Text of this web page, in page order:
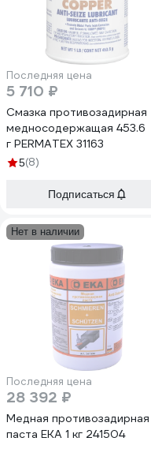
Последняя цена
5 710 ₽
Смазка противозадирная
медносодержащая 453.6
г PERMATEX 31163
5(8)
Подписаться
Нет в наличии
Последняя цена
28 392 ₽
Медная противозадирная
паста EKA 1 кг 241504